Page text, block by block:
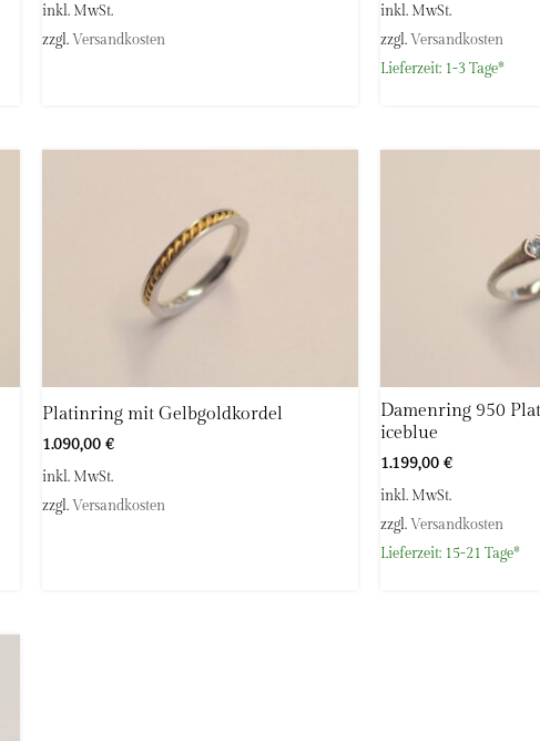
inkl. MwSt.
zzgl. Versandkosten
inkl. MwSt.
zzgl. Versandkosten
Lieferzeit: 1-3 Tage*
Platinring mit Gelbgoldkordel
1.090,00 €
inkl. MwSt.
zzgl. Versandkosten
Damenring 950
iceblue
1.199,00 €
inkl. MwSt.
zzgl. Versandkosten
Lieferzeit: 15-21 Tage*